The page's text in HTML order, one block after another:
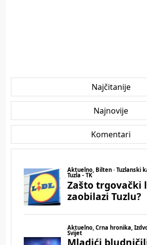
Najčitanije
Najnovije
Komentari